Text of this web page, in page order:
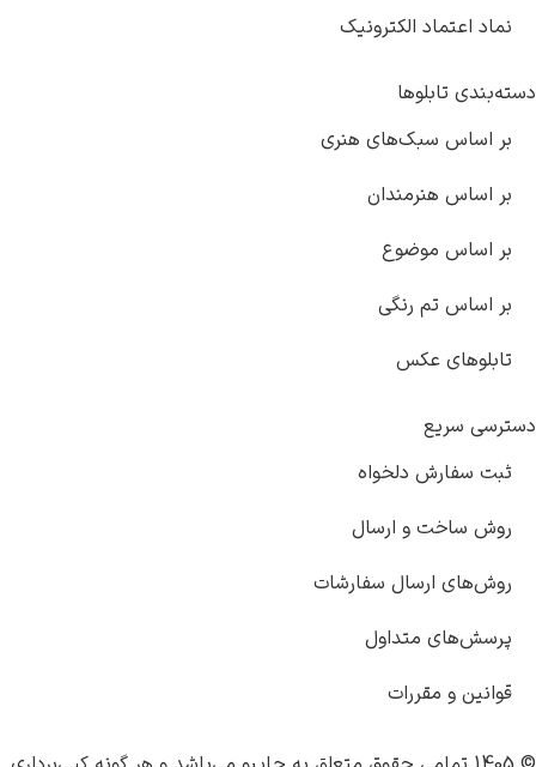
الکترونیک
سبک‌های هنری
موضوع
رنگی
عکس
دلخواه
و ارسال
سفارشات
متداول